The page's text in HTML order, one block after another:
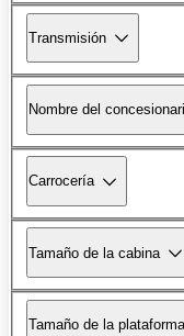
Transmisión
Nombre del
Carrocería
Tamaño de la cabina
Tamaño de la plataforma